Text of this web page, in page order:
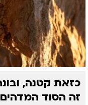
כזאת קטנה,
זה הסוד